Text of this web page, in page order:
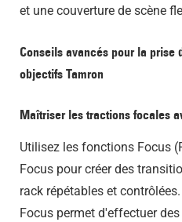
et une couverture de scène
Conseils avancés pour la prise
objectifs Tamron
Maîtriser les tractions focales
Utilisez les fonctions Focus
Focus pour créer des
rack répétables et
Focus permet d'effectuer